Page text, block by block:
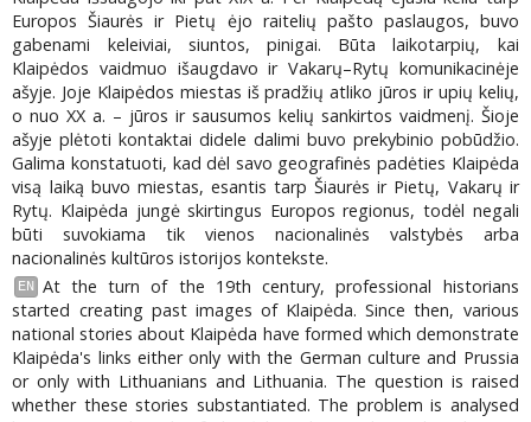
Europos Šiaurės ir Pietų ėjo raitelių pašto paslaugos, buvo
gabenami keleiviai, siuntos, pinigai. Būta laikotarpių, kai
Klaipėdos vaidmuo išaugdavo ir Vakarų–Rytų komunikacinėje
ašyje. Joje Klaipėdos miestas iš pradžių atliko jūros ir upių kelių,
o nuo XX a. – jūros ir sausumos kelių sankirtos vaidmenį. Šioje
ašyje plėtoti kontaktai didele dalimi buvo prekybinio pobūdžio.
Galima konstatuoti, kad dėl savo geografinės padėties Klaipėda
visą laiką buvo miestas, esantis tarp Šiaurės ir Pietų, Vakarų ir
Rytų. Klaipėda jungė skirtingus Europos regionus, todėl negali
būti suvokiama tik vienos nacionalinės valstybės arba
nacionalinės kultūros istorijos kontekste.
EN
At the turn of the 19th century, professional historians
started creating past images of Klaipėda. Since then, various
national stories about Klaipėda have formed which demonstrate
Klaipėda's links either only with the German culture and Prussia
or only with Lithuanians and Lithuania. The question is raised
whether these stories substantiated. The problem is analysed